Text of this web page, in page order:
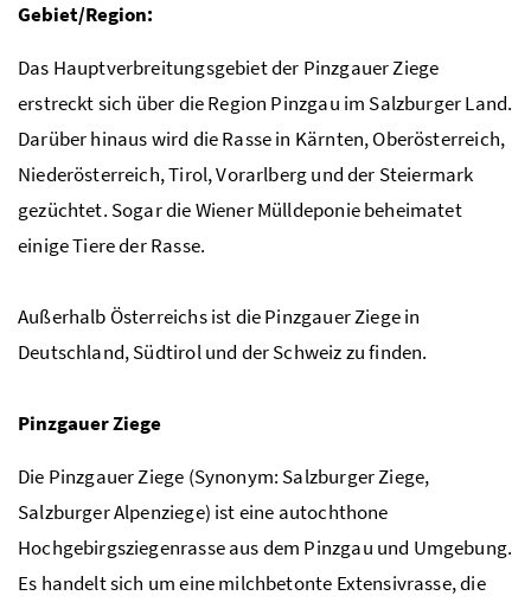
Gebiet/Region:
Das Hauptverbreitungsgebiet der Pinzgauer Ziege
erstreckt sich über die Region Pinzgau im Salzburger Land.
Darüber hinaus wird die Rasse in Kärnten, Oberösterreich,
Niederösterreich, Tirol, Vorarlberg und der Steiermark
gezüchtet. Sogar die Wiener Mülldeponie beheimatet
einige Tiere der Rasse.
Außerhalb Österreichs ist die Pinzgauer Ziege in
Deutschland, Südtirol und der Schweiz zu finden.
Pinzgauer Ziege
Die Pinzgauer Ziege (Synonym: Salzburger Ziege,
Salzburger Alpenziege) ist eine autochthone
Hochgebirgsziegenrasse aus dem Pinzgau und Umgebung.
Es handelt sich um eine milchbetonte Extensivrasse, die